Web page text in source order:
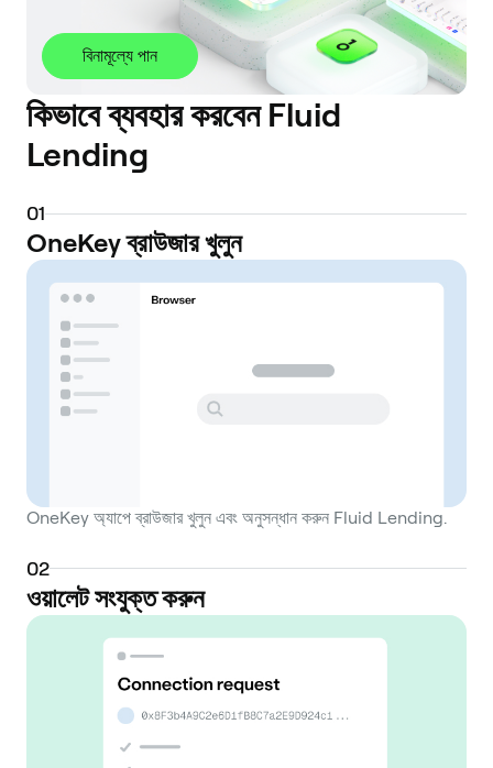
বিনামূল্যে পান
কিভাবে ব্যবহার করবেন Fluid
Lending
01
OneKey ব্রাউজার খুলুন
OneKey অ্যাপে ব্রাউজার খুলুন এবং অনুসন্ধান করুন Fluid Lending.
02
ওয়ালেট সংযুক্ত করুন